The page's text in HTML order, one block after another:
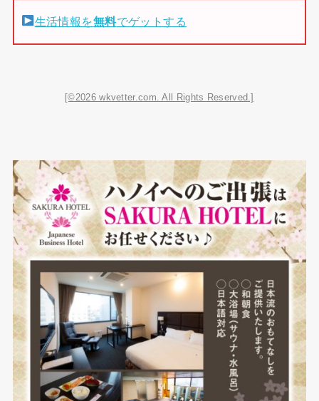
生活情報を無料でゲットする
[©2026 wkvetter.com. All Rights Reserved.]